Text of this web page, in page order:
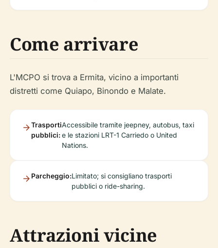
Come arrivare
L'MCPO si trova a Ermita, vicino a importanti
distretti come Quiapo, Binondo e Malate.
Trasporti
pubblici:
Accessibile tramite jeepney, autobus, taxi
e le stazioni LRT-1 Carriedo o United
Nations.
Parcheggio:Limitato; si consigliano trasporti
pubblici o ride-sharing.
Attrazioni vicine